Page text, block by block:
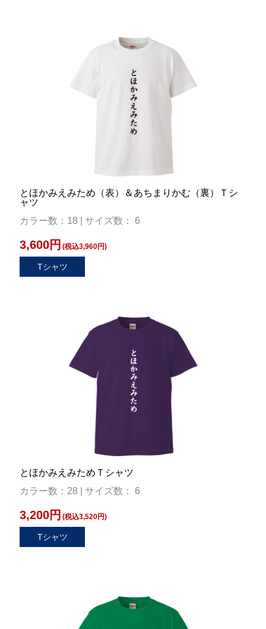
とほかみえみため（表）＆あちまりかむ（裏）Ｔシ
ャツ
カラー数：18 | サイズ数： 6
3,600円 (税込3,960円)
Tシャツ
とほかみえみためＴシャツ
カラー数：28 | サイズ数： 6
3,200円 (税込3,520円)
Tシャツ